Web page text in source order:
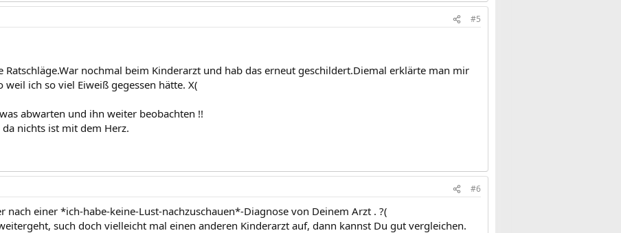
#5
Ratschläge.War nochmal beim Kinderarzt und hab das erneut geschildert.Diemal erklärte man mir
weil ich so viel Eiweiß gegessen hätte. X(
abwarten und ihn weiter beobachten !!
nichts ist mit dem Herz.
#6
nach einer *ich-habe-keine-Lust-nachzuschauen*-Diagnose von Deinem Arzt . ?(
such doch vielleicht mal einen anderen Kinderarzt auf, dann kannst Du gut vergleichen.